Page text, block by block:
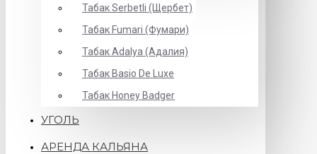
Табак Serbetli (Щербет)
Табак Fumari (Фумари)
Табак Adalya (Адалия)
Табак Basio De Luxe
Табак Honey Badger
УГОЛЬ
АРЕНДА КАЛЬЯНА